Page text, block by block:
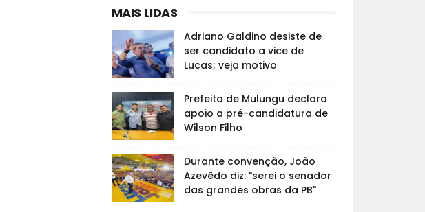
MAIS LIDAS
Adriano Galdino desiste de
ser candidato a vice de
Lucas; veja motivo
Prefeito de Mulungu declara
apoio a pré-candidatura de
Wilson Filho
Durante convenção, João
Azevêdo diz: "serei o senador
das grandes obras da PB"